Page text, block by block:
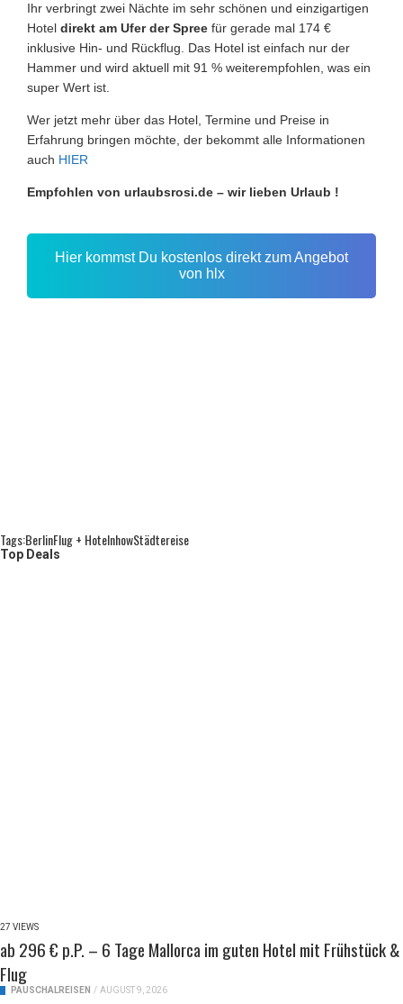
Ihr verbringt zwei Nächte im sehr schönen und einzigartigen
Hotel direkt am Ufer der Spree für gerade mal 174 €
inklusive Hin- und Rückflug. Das Hotel ist einfach nur der
Hammer und wird aktuell mit 91 % weiterempfohlen, was ein
super Wert ist.
Wer jetzt mehr über das Hotel, Termine und Preise in
Erfahrung bringen möchte, der bekommt alle Informationen
auch HIER
Empfohlen von urlaubsrosi.de – wir lieben Urlaub !
Hier kommst Du kostenlos direkt zum Angebot
von hlx
Tags:BerlinFlug + HotelNhowStädtereise
Top Deals
27 VIEWS
ab 296 € p.P. – 6 Tage Mallorca im guten Hotel mit Frühstück &
Flug
PAUSCHALREISEN / AUGUST 9, 2026